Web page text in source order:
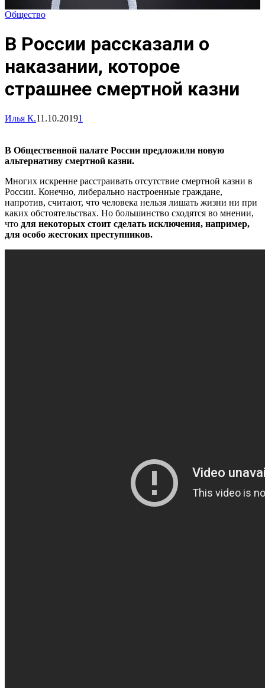
Общество
В России рассказали о
наказании, которое
страшнее смертной казни
Илья К.11.10.20191
В Общественной палате России предложили новую
альтернативу смертной казни.
Многих искренне расстраивать отсутствие смертной казни в
России. Конечно, либерально настроенные граждане,
напротив, считают, что человека нельзя лишать жизни ни при
каких обстоятельствах. Но большинство сходятся во мнении,
что для некоторых стоит сделать исключения, например,
для особо жестоких преступников.